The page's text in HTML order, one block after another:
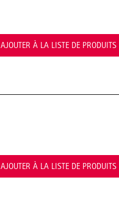
AJOUTER À LA LISTE DE PRODUITS
AJOUTER À LA LISTE DE PRODUITS